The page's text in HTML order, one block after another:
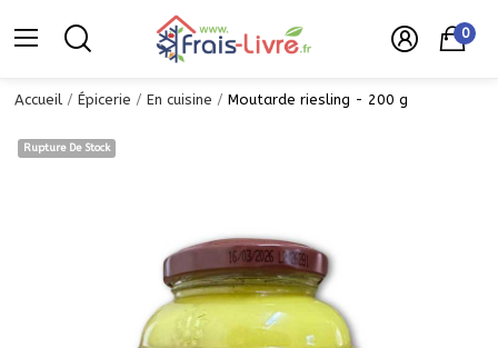
0
Accueil Épicerie En cuisine Moutarde riesling - 200 g
Rupture De Stock